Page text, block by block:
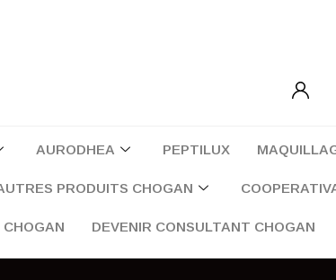
AURODHEA PEPTILUX
PRODUITS CHOGAN
DEVENIR CONSULTANT CHOGAN